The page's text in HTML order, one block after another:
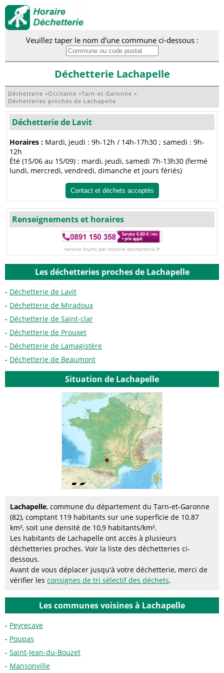
Veuillez taper le nom d'une commune ci-dessous :
Déchetterie Lachapelle
Déchetterie »Occitanie »Tarn-et-Garonne »
Déchetteries proches de Lachapelle
Déchetterie de Lavit
Horaires : Mardi, jeudi : 9h-12h / 14h-17h30 ; samedi : 9h-
12h
Été (15/06 au 15/09) : mardi, jeudi, samedi 7h-13h30 (fermé
lundi, mercredi, vendredi, dimanche et jours fériés)
Contact et déchets acceptés
Renseignements et horaires
service fourni par horaire-dechetterie.fr
Les déchetteries proches de Lachapelle
Déchetterie de Lavit
Déchetterie de Miradoux
Déchetterie de Saint-clar
Déchetterie de Prouxet
Déchetterie de Lamagistère
Déchetterie de Beaumont
Situation de Lachapelle
Lachapelle, commune du département du Tarn-et-Garonne
(82), comptant 119 habitants sur une superficie de 10.87
km², soit une densité de 10,9 habitants/km².
Les habitants de Lachapelle ont accès à plusieurs
déchetteries proches. Voir la liste des déchetteries ci-
dessous.
Avant de vous déplacer jusqu'à votre déchetterie, merci de
vérifier les consignes de tri sélectif des déchets.
Les communes voisines à Lachapelle
Peyrecave
Poupas
Saint-Jean-du-Bouzet
Mansonville